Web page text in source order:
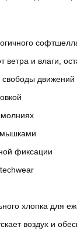
ветра и влаги,
свободы движений
фиксации
хлопка для
воздух и